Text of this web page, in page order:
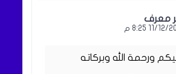
معرف
2025 8:25 م
ورحمة الله وبركاته